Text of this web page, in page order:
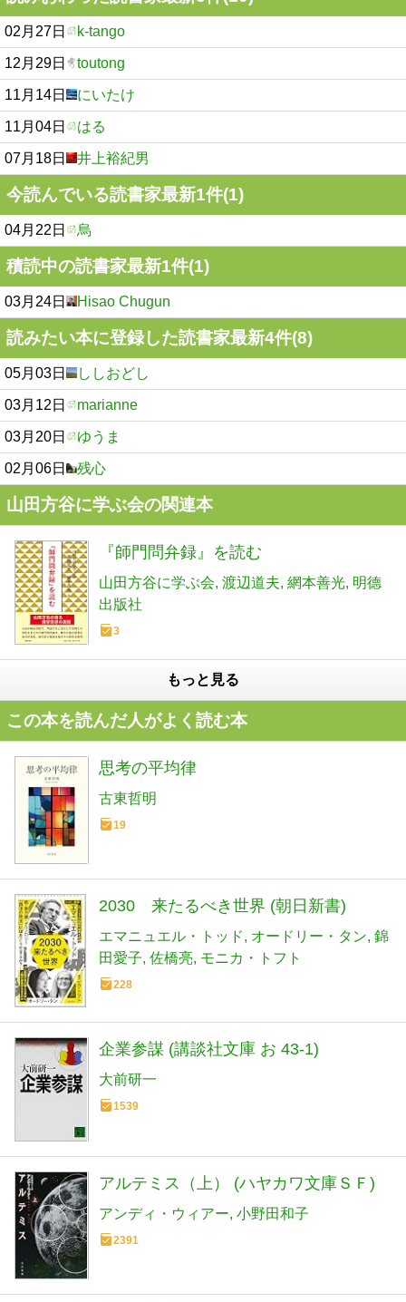
02月27日 k-tango
12月29日 toutong
11月14日 にいたけ
11月04日 はる
07月18日 井上裕紀男
今読んでいる読書家最新1件(1)
04月22日 烏
積読中の読書家最新1件(1)
03月24日 Hisao Chugun
読みたい本に登録した読書家最新4件(8)
05月03日 ししおどし
03月12日 marianne
03月20日 ゆうま
02月06日 残心
山田方谷に学ぶ会の関連本
『師門問弁録』を読む
山田方谷に学ぶ会 渡辺道夫 網本善光 明德
出版社
3
もっと見る
この本を読んだ人がよく読む本
思考の平均律
古東哲明
19
2030 来たるべき世界 (朝日新書)
エマニュエル・トッド オードリー・タン 錦
田愛子 佐橋亮 モニカ・トフト
228
企業参謀 (講談社文庫 お 43-1)
大前研一
1539
アルテミス（上） (ハヤカワ文庫ＳＦ)
アンディ・ウィアー 小野田和子
2391